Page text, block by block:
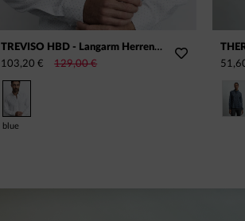
TREVISO HBD - Langarm Herrenhemd, gewebt
103,20 €
129,00 €
blue